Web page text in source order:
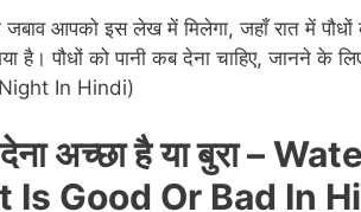
जबाव आपको इस लेख में मिलेगा, जहाँ रात में पौधों
है। पौधों को पानी कब देना चाहिए, जानने के
In Hindi)
अच्छा है या बुरा –
Is Good Or Bad In